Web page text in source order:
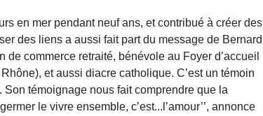
en mer pendant neuf ans, et contribué à créer des
des liens a aussi fait part du message de Bernard
de commerce retraité, bénévole au Foyer d’accueil
et aussi diacre catholique. C’est un témoin
témoignage nous fait comprendre que la
le vivre ensemble, c’est...l’amour’’, annonce